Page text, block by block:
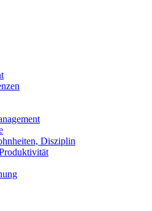
Disziplin